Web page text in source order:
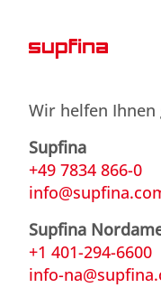
Wir helfen
Supfina
+49 7834 866-0
Supfina
+1 401-294-6600
info-